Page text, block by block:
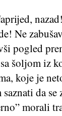
Ne
pogled
šoljom iz
koje je
da
morali